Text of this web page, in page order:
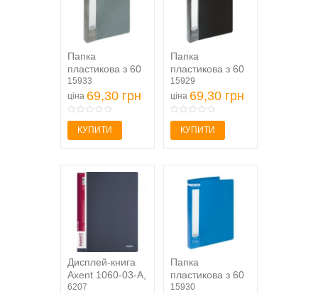
Папка
пластикова з 60
файлами,
JOBMAX, А4,
сіра (...
15933
ціна 69,30 грн
КУПИТИ
Папка
пластикова з 60
файлами,
JOBMAX, А4,
чорна (...
15929
ціна 69,30 грн
КУПИТИ
Дисплей-книга
Axent 1060-03-A,
А4, 60 файлiв,
6207
Папка
пластикова з 60
файлами,
15930